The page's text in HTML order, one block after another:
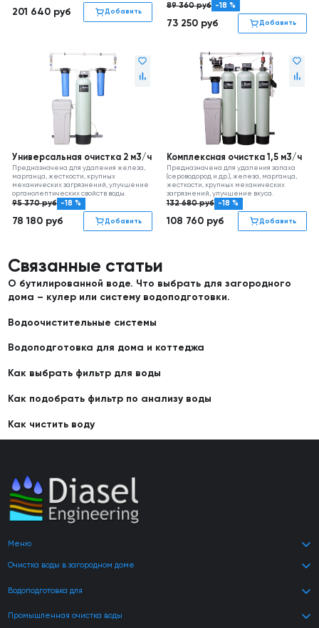
201 640 руб Добавить
89 360руб -18 %
73 250 руб Добавить
Универсальная очистка 2 м3/ч
Предназначена для удаления железа,
марганца, жесткости, крупных
механических загрязнений, улучшение
органолептических свойств воды.
95 370руб -18 %
78 180 руб Добавить
Комплексная очистка 1,5 м3/ч
Предназначена для удаления запаха
(сероводород и др.), железа, марганца,
жесткости, крупных механических
загрязнений, улучшение вкуса.
132 680руб -18 %
108 760 руб Добавить
Связанные статьи
О бутилированной воде. Что выбрать для загородного
дома – кулер или систему водоподготовки.
Водоочистительные системы
Водоподготовка для дома и коттеджа
Как выбрать фильтр для воды
Как подобрать фильтр по анализу воды
Как чистить воду
Меню
Очистка воды в загородном доме
Водоподготовка для
Промышленная очистка воды